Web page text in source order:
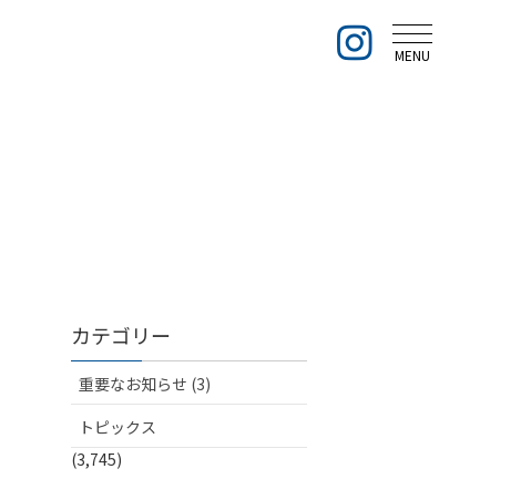
MENU
カテゴリー
重要なお知らせ (3)
トピックス
(3,745)